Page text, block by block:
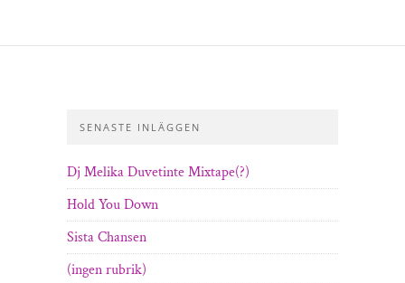
SENASTE INLÄGGEN
Dj Melika Duvetinte Mixtape(?)
Hold You Down
Sista Chansen
(ingen rubrik)